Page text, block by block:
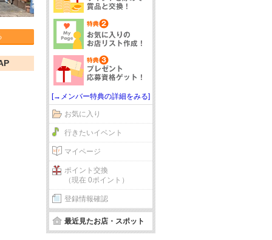
[→メンバー特典の詳細をみる]
お気に入り
行きたいイベント
マイページ
ポイント交換
（現在 0ポイント）
登録情報確認
最近見たお店・スポット